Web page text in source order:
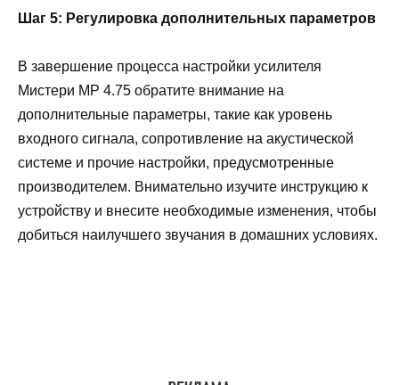
Шаг 5: Регулировка дополнительных параметров
В завершение процесса настройки усилителя
Мистери МР 4.75 обратите внимание на
дополнительные параметры, такие как уровень
входного сигнала, сопротивление на акустической
системе и прочие настройки, предусмотренные
производителем. Внимательно изучите инструкцию к
устройству и внесите необходимые изменения, чтобы
добиться наилучшего звучания в домашних условиях.